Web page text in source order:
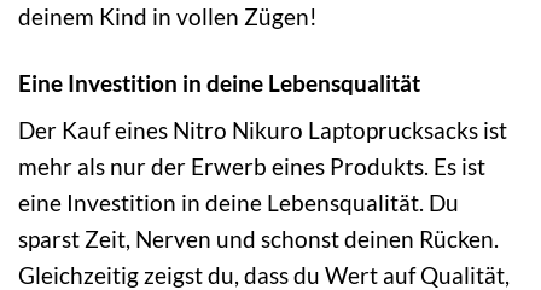
deinem Kind in vollen Zügen!
Eine Investition in deine Lebensqualität
Der Kauf eines Nitro Nikuro Laptoprucksacks ist
mehr als nur der Erwerb eines Produkts. Es ist
eine Investition in deine Lebensqualität. Du
sparst Zeit, Nerven und schonst deinen Rücken.
Gleichzeitig zeigst du, dass du Wert auf Qualität,